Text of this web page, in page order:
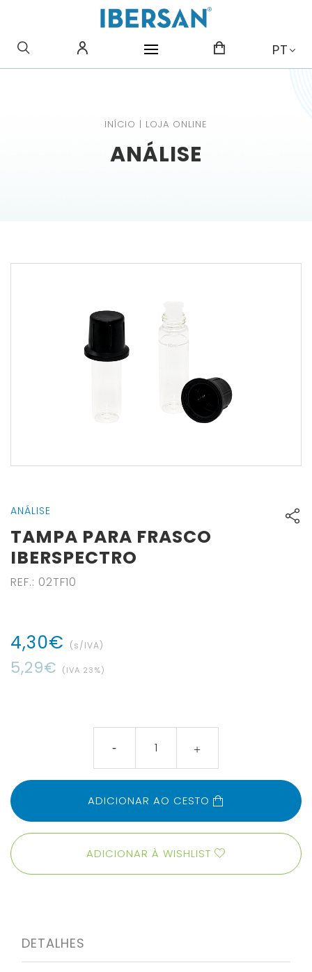
PT
INÍCIO | LOJA ONLINE
ANÁLISE
ANÁLISE
TAMPA PARA FRASCO
IBERSPECTRO
REF.: 02TF10
4,30€ (s/IVA)
5,29€ (IVA 23%)
ADICIONAR À WISHLIST
ADICIONAR AO CESTO
DETALHES
O QUE PROCURA?